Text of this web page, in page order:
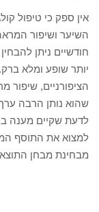
אין ספק כי טיפול
השיער ושיפור
חודשיים ניתן
יותר שופע ומלא ברק.
הציפורניים, שיפור
שהוא נותן הרבה
לדעת שקיים מענה
למצוא את התוסף
מבחינת מבחן